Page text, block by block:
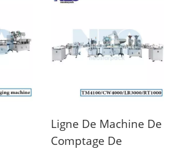
Ligne De Machine De
Comptage De